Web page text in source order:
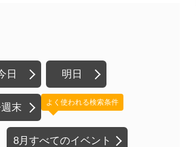
日 明日
末
8月すべてのイベント
よく使われる検索条件